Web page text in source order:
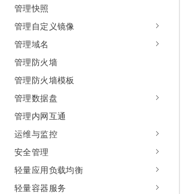
管理快照
管理自定义镜像
管理域名
管理防火墙
管理防火墙模板
管理数据盘
管理内网互通
运维与监控
安全管理
轻量应用负载均衡
轻量容器服务
企业服务与云通信
域名与网站
终端用户计算
Serverless
开发工具
迁移与运维管理
专有云